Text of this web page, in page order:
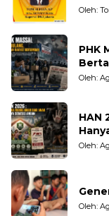
Oleh:
PHK
Oleh:
HAN
Oleh:
Oleh: